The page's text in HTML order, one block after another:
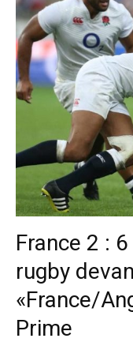
France 2 :
rugby
«France/
Prime